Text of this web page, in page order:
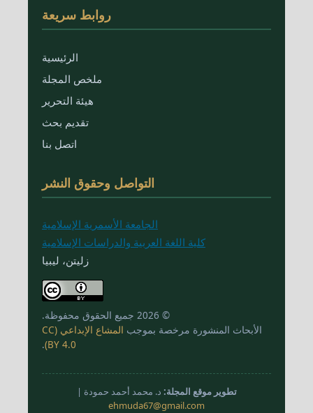
روابط سريعة
الرئيسية
ملخص المجلة
هيئة التحرير
تقديم بحث
اتصل بنا
التواصل وحقوق النشر
الجامعة الأسمرية الإسلامية
كلية اللغة العربية والدراسات الإسلامية
زليتن، ليبيا
© 2026 جميع الحقوق محفوظة.
الأبحاث المنشورة مرخصة بموجب
المشاع الإبداعي (CC
BY 4.0)
.
تطوير موقع المجلة: د. محمد أحمد حمودة |
ehmuda67@gmail.com